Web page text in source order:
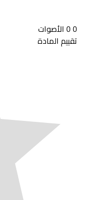
0
0 الأصوات
تقييم المادة